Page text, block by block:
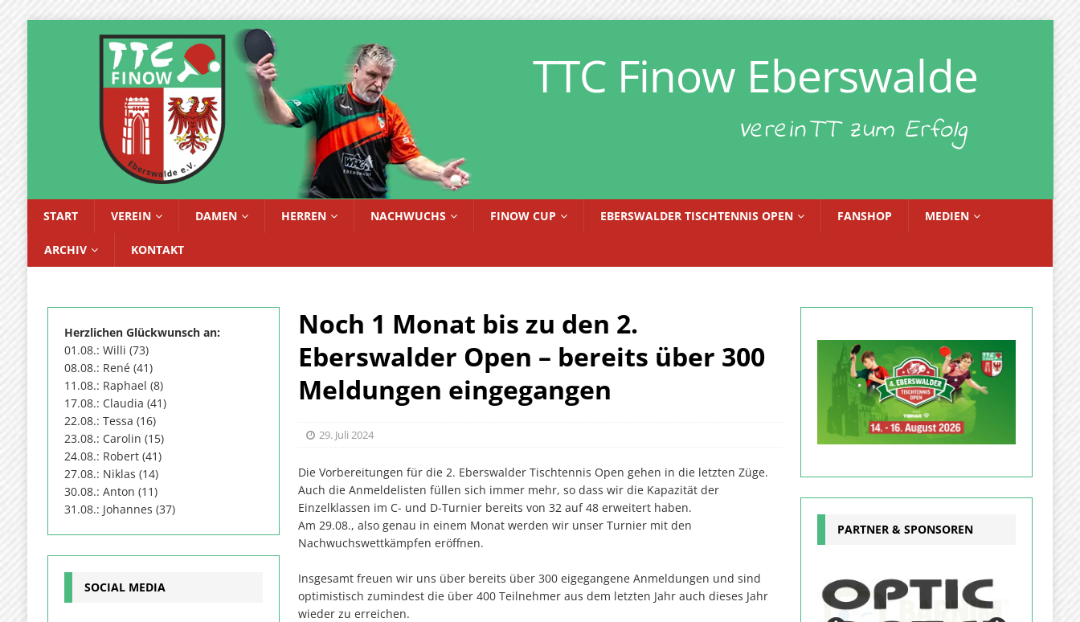
VereinTT zum Erfolg
TTC Finow Eberswalde
START VEREIN DAMEN HERREN NACHWUCHS FINOW CUP EBERSWALDER TISCHTENNIS OPEN FANSHOP MEDIEN
ARCHIV KONTAKT
Noch 1 Monat bis zu den 2.
Eberswalder Open – bereits über 300
Meldungen eingegangen
29. Juli 2024
Die Vorbereitungen für die 2. Eberswalder Tischtennis Open gehen in die letzten Züge.
Auch die Anmeldelisten füllen sich immer mehr, so dass wir die Kapazität der
Einzelklassen im C- und D-Turnier bereits von 32 auf 48 erweitert haben.
Am 29.08., also genau in einem Monat werden wir unser Turnier mit den
Nachwuchswettkämpfen eröffnen.
Insgesamt freuen wir uns über bereits über 300 eigegangene Anmeldungen und sind
optimistisch zumindest die über 400 Teilnehmer aus dem letzten Jahr auch dieses Jahr
wieder zu erreichen.
Herzlichen Glückwunsch an:
01.08.: Willi (73)
08.08.: René (41)
11.08.: Raphael (8)
17.08.: Claudia (41)
22.08.: Tessa (16)
23.08.: Carolin (15)
24.08.: Robert (41)
27.08.: Niklas (14)
30.08.: Anton (11)
31.08.: Johannes (37)
SOCIAL MEDIA
PARTNER & SPONSOREN